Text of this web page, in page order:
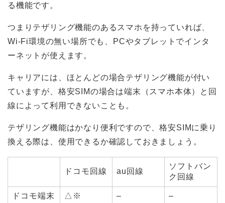
る機能です。
つまりテザリング機能のあるスマホを持っていれば、
Wi-Fi環境の無い場所でも、PCやタブレットでインタ
ーネットが使えます。
キャリアには、ほとんどの場合テザリング機能が付い
ていますが、格安SIMの場合は端末（スマホ本体）と回
線によって利用できないことも。
テザリング機能はかなり便利ですので、格安SIMに乗り
換える際は、使用できるか確認しておきましょう。
ドコモ回線 au回線
ソフトバン
ク回線
ドコモ端末 △※ – –